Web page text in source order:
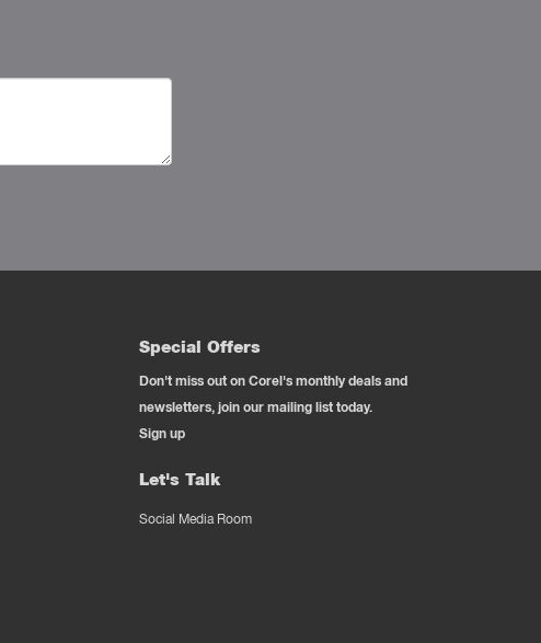
Special Offers
Don't miss out on Corel's monthly deals and
newsletters, join our mailing list today.
Sign up
Let's Talk
Social Media Room